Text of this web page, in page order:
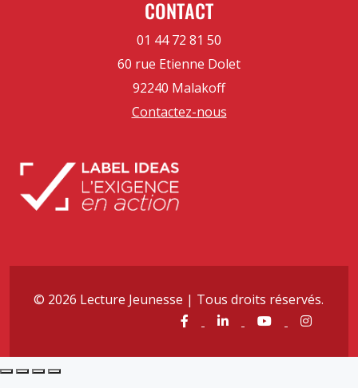
CONTACT
01 44 72 81 50
60 rue Etienne Dolet
92240 Malakoff
Contactez-nous
© 2026 Lecture Jeunesse | Tous droits réservés.